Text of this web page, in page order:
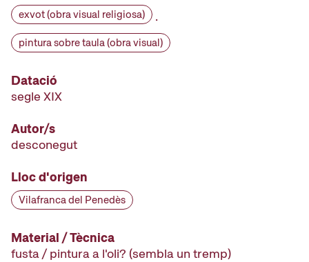
exvot (obra visual religiosa) ·
pintura sobre taula (obra visual)
Datació
segle XIX
Autor/s
desconegut
Lloc d'origen
Vilafranca del Penedès
Material / Tècnica
fusta / pintura a l'oli? (sembla un tremp)